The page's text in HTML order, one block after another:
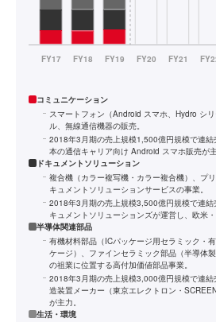
コミュニケーション
スマートフォン（Android スマホ、Hydro シ
ル、無線通信機器の販売。
2018年3月期の売上規模1,500億円規模で連
本の通信キャリア向け Android スマホ販売が主
ドキュメントソリューション
複合機（カラー複写機・カラー複合機）、プ
キュメントソリューションサービスの事業。
2018年3月期の売上規模3,500億円規模で連
キュメントソリューションズが運営し、欧米
半導体関連部品
有機材料部品（ICパッケージ用セラミック・
ケージ）、ファインセラミック部品（半導体
の祖業に位置する高付加価値部品事業。
2018年3月期の売上規模3,000億円規模で連
造装置メーカー（東京エレクトロン・
が主力。
生活・環境